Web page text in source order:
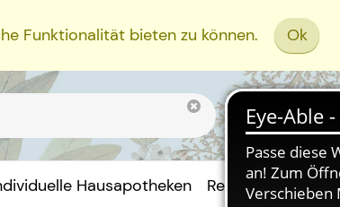
Funktionalität bieten zu können. Ok
Hausapotheken Rezept Einreichen